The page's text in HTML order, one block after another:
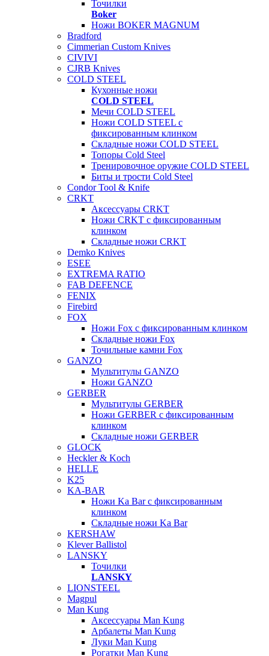
Точилки
Boker
Ножи BOKER MAGNUM
Bradford
Cimmerian Custom Knives
CIVIVI
CJRB Knives
COLD STEEL
Кухонные ножи
COLD STEEL
Мечи COLD STEEL
Ножи COLD STEEL с
фиксированным клинком
Складные ножи COLD STEEL
Топоры Cold Steel
Тренировочное оружие COLD STEEL
Биты и трости Cold Steel
Condor Tool & Knife
CRKT
Аксессуары CRKT
Ножи CRKT с фиксированным
клинком
Складные ножи CRKT
Demko Knives
ESEE
EXTREMA RATIO
FAB DEFENCE
FENIX
Firebird
FOX
Ножи Fox с фиксированным клинком
Складные ножи Fox
Точильные камни Fox
GANZO
Мультитулы GANZO
Ножи GANZO
GERBER
Мультитулы GERBER
Ножи GERBER с фиксированным
клинком
Складные ножи GERBER
GLOCK
Heckler & Koch
HELLE
K25
KA-BAR
Ножи Ka Bar c фиксированным
клинком
Складные ножи Ka Bar
KERSHAW
Klever Ballistol
LANSKY
Точилки
LANSKY
LIONSTEEL
Magpul
Man Kung
Аксессуары Man Kung
Арбалеты Man Kung
Луки Man Kung
Рогатки Man Kung